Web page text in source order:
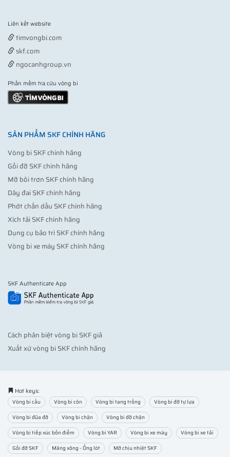
Liên kết website
timvongbi.com
skf.com
ngocanhgroup.vn
Phần mềm tra cứu vòng bi
SẢN PHẨM SKF CHÍNH HÃNG
Vòng bi SKF chính hãng
Gối đỡ SKF chính hãng
Mỡ bôi trơn SKF chính hãng
Dây đai SKF chính hãng
Phớt chắn dầu SKF chính hãng
Xích tải SKF chính hãng
Dụng cụ bảo trì SKF chính hãng
Vòng bi xe máy SKF chính hãng
SKF Authenticate App
Cách phân biệt vòng bi SKF giả
Xuất xứ vòng bi SKF chính hãng
Hot keys:
Vòng bi cầu Vòng bi côn Vòng bi tang trống
Vòng bi đỡ tự lựa
Vòng bi đũa đỡ
Vòng bi chặn
Vòng bi đỡ chặn
Vòng bi tiếp xúc bốn điểm
Vòng bi YAR Vòng bi xe máy
Vòng bi xe tải
Gối đỡ SKF
Măng xông - Ống lót
Mỡ chịu nhiệt SKF